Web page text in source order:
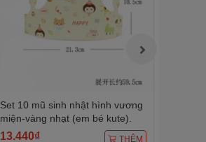
Set 10 mũ sinh nhật hình vương
miện-vàng nhạt (em bé kute).
13.440₫ THÊM